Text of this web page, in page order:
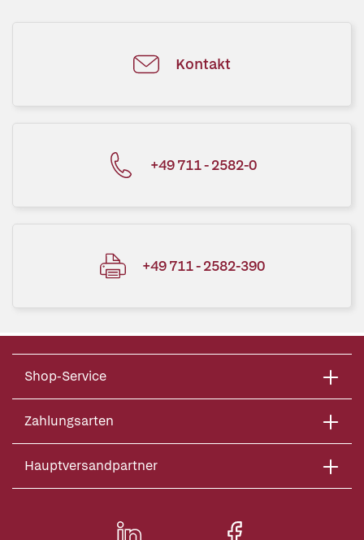
Kontakt
+49 711 - 2582-0
+49 711 - 2582-390
Shop-Service
Zahlungsarten
Hauptversandpartner